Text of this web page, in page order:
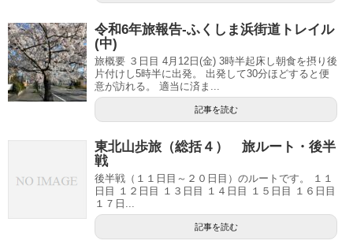
令和6年旅報告-ふくしま浜街道トレイル
(中)
旅概要 ３日目 4月12日(金) 3時半起床し朝食を摂り後
片付けし5時半に出発。 出発して30分ほどすると便
意が訪れる。 適当に済ま...
記事を読む
東北山歩旅（総括４） 旅ルート・後半
戦
後半戦（１１日目～２０日目）のルートです。 １１
日目 １２日目 １３日目 １４日目 １５日目 １６日目
１７日...
記事を読む